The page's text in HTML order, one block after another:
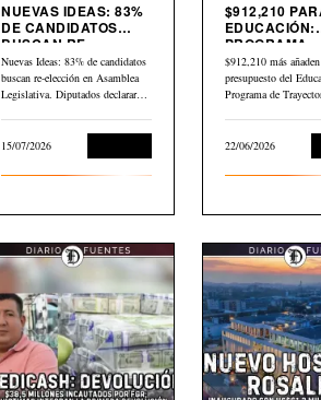
NUEVAS IDEAS: 83%
DE CANDIDATOS
BUSCAN RE-
ELECCIÓN EN
ASAMBLEA
LEGISLATIVA
Nuevas Ideas: 83% de candidatos
buscan re-elección en Asamblea
Legislativa. Diputados declararon
15/07/2026
$912,210
EDUCACIÓN:
PROGRAMA
EDUCATIVAS
COMPLEJAS
$912,210 más
presupuesto del
Programa de
22/06/2026